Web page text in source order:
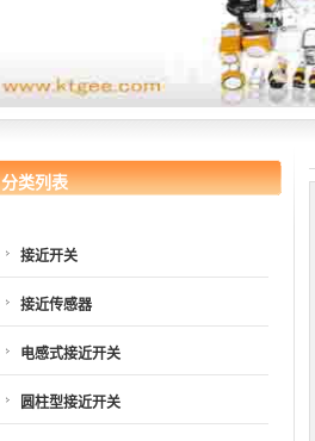
分类列表
接近开关
接近传感器
电感式接近开关
圆柱型接近开关